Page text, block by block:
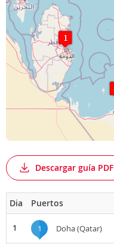
Descargar guía PDF
Dia Puertos
1 1 Doha (Qatar)